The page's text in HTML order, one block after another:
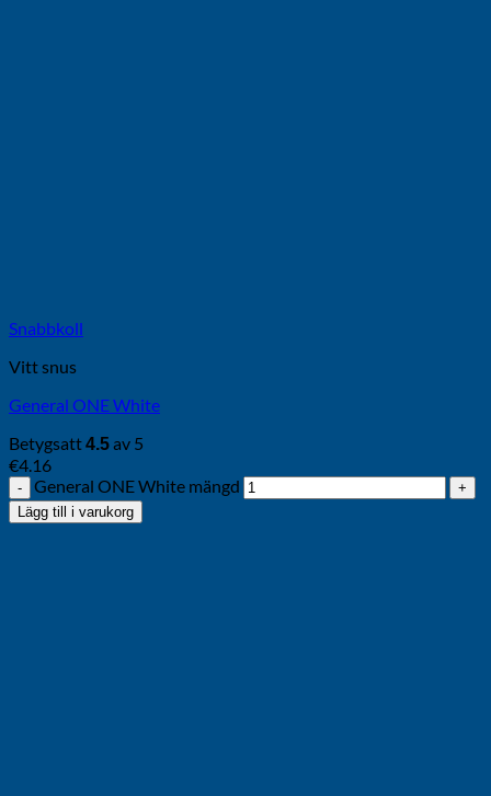
Snabbkoll
Vitt snus
General ONE White
Betygsatt4.5av 5
€4.16
General ONE White mängd
Lägg till i varukorg